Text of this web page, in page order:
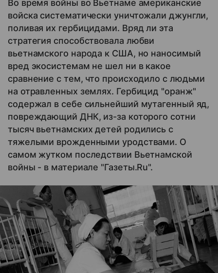
Во время войны во Вьетнаме американские
войска систематически уничтожали джунгли,
поливая их гербицидами. Вряд ли эта
стратегия способствовала любви
вьетнамского народа к США, но наносимый
вред экосистемам не шел ни в какое
сравнение с тем, что происходило с людьми
на отравленных землях. Гербицид "оранж"
содержал в себе сильнейший мутагенный яд,
повреждающий ДНК, из-за которого сотни
тысяч вьетнамских детей родились с
тяжелыми врожденными уродствами. О
самом жутком последствии Вьетнамской
войны - в материале "Газеты.Ru".